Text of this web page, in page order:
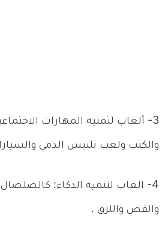
3- ألعاب لتمنيه المهارات
والكتب ولعب تلبيس الدمي
4- العاب لتنميه الذكاء:
والقص واللزق .